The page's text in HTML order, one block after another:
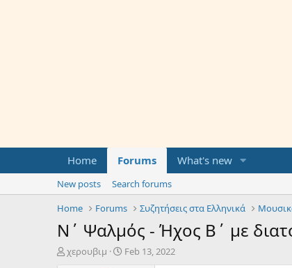
Home Forums What's new
New posts
Search forums
Home
Forums Συζητήσεις στα Ελληνικά
Ν΄ Ψαλμός - Ήχος Β΄ με
T
χερουβιμ
S
Feb 13, 2022